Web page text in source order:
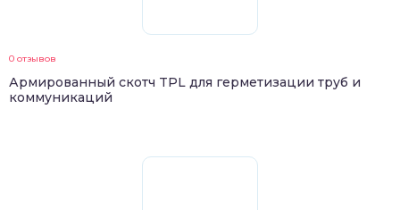
0 отзывов
Армированный скотч TPL для герметизации труб и
коммуникаций